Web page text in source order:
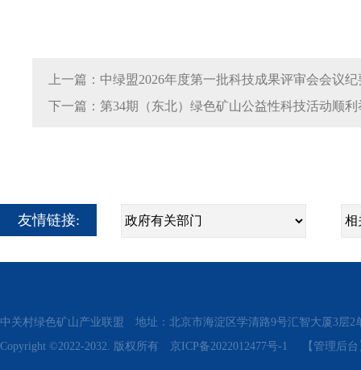
上一篇：中绿盟2026年度第一批科技成果评审会会议纪
下一篇：第34期（东北）绿色矿山公益性科技活动顺利
友情链接:
中关村绿色矿山产业联盟 地址：北京市海淀区学清路9号汇智大厦3层
Copyright ©2022-2032. 版权所有 京ICP备2022012477号-1 【管理后